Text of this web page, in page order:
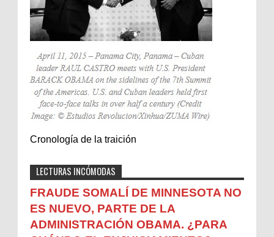
Cronología de la traición
LECTURAS INCÓMODAS
FRAUDE SOMALÍ DE MINNESOTA NO
ES NUEVO, PARTE DE LA
ADMINISTRACIÓN OBAMA. ¿PARA